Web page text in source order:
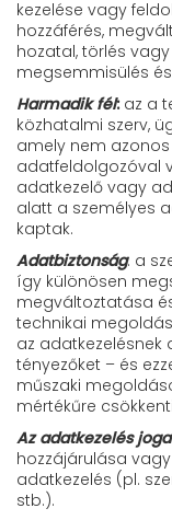
kezelése vagy
hozzáférés,
hozatal, törlés
megsemmisülés
Harmadik fél:az a
közhatalmi szerv,
amely nem azonos
adatfeldolgozóval
adatkezelő vagy
alatt a személyes
kaptak.
Adatbiztonság: a
így különösen
megváltoztatása
technikai
az adatkezelésnek
tényezőket – és
műszaki
mértékűre
Az adatkezelés
hozzájárulása
adatkezelés (pl.
stb.).